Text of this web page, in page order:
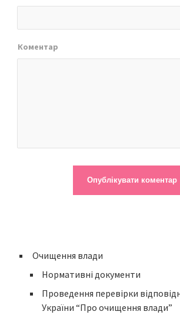
Коментар
Очищення влади
Нормативні документи
Проведення перевірки
України “Про очищення влади”